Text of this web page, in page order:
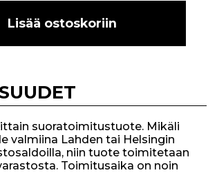
Lisää ostoskoriin
suoratoimitustuote. Mikäli
valmiina Lahden tai Helsingin
niin tuote toimitetaan
Toimitusaika on noin